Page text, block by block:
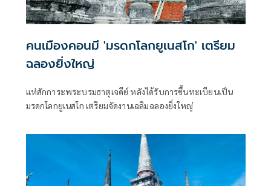
คนเมืองคอนมี 'มรดกโลกยูเนสโก' เตรียม
ฉลองยิ่งใหญ่
แห่สักการะพระบรมธาตุเจดีย์ หลังได้รับการขึ้นทะเบียนเป็น
มรดกโลกยูเนสโก เตรียมจัดงานเฉลิมฉลองยิ่งใหญ่